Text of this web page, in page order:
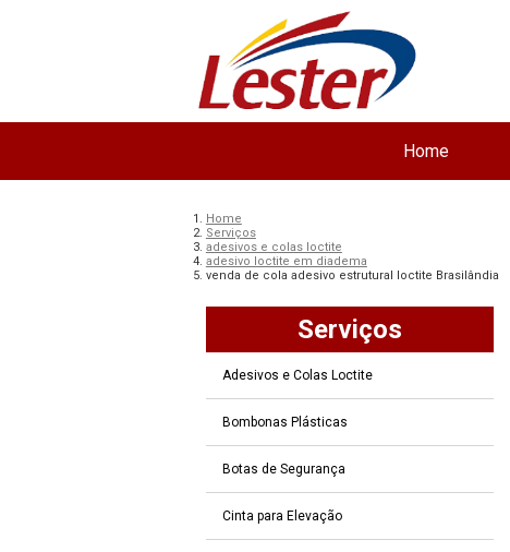
Home
Home
Serviços
adesivos e colas loctite
adesivo loctite em diadema
venda de cola adesivo estrutural loctite Brasilândia
Serviços
Adesivos e Colas Loctite
Bombonas Plásticas
Botas de Segurança
Cinta para Elevação